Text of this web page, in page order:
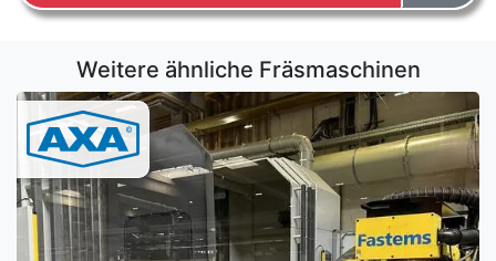
Weitere ähnliche Fräsmaschinen